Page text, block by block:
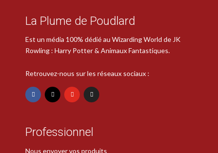
La Plume de Poudlard
Est un média 100% dédié au Wizarding World de JK
Rowling : Harry Potter & Animaux Fantastiques.
Retrouvez-nous sur les réseaux sociaux :
Professionnel
Nous envoyer vos produits